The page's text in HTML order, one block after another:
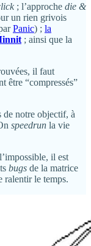
; l’approche die &
un rien grivois
Panic) ; la
; ainsi que la
il faut
être “compressés”
de notre objectif, à
speedrun la vie
il est
bugs de la matrice
ralentir le temps.